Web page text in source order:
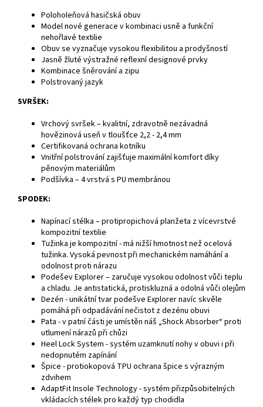
Poloholeňová hasičská obuv
Model nové generace v kombinaci usně a funkční
nehořlavé textilie
Obuv se vyznačuje vysokou flexibilitou a prodyšností
Jasně žluté výstražné reflexní designové prvky
Kombinace šněrování a zipu
Polstrovaný jazyk
SVRŠEK:
Vrchový svršek – kvalitní, zdravotně nezávadná
hovězinová useň v tloušťce 2,2 - 2,4 mm
Certifikovaná ochrana kotníku
Vnitřní polstrování zajišťuje maximální komfort díky
pěnovým materiálům
Podšívka – 4 vrstvá s PU membránou
SPODEK:
Napínací stélka – protipropichová planžeta z vícevrstvé
kompozitní textilie
Tužinka je kompozitní - má nižší hmotnost než ocelová
tužinka. Vysoká pevnost při mechanickém namáhání a
odolnost proti nárazu
Podešev Explorer – zaručuje vysokou odolnost vůči teplu
a chladu. Je antistatická, protiskluzná a odolná vůči olejům
Dezén - unikátní tvar podešve Explorer navíc skvěle
pomáhá při odpadávání nečistot z dezénu obuvi
Pata - v patní části je umístěn náš „Shock Absorber“ proti
utlumení nárazů při chůzi
Heel Lock System - systém uzamknutí nohy v obuvi i při
nedopnutém zapínání
Špice - protiokopová TPU ochrana špice s výrazným
zdvihem
AdaptFit Insole Technology - systém přizpůsobitelných
vkládacích stélek pro každý typ chodidla